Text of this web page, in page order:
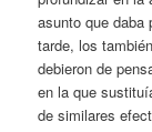
asunto que daba
tarde, los
debieron de
en la que
de similares